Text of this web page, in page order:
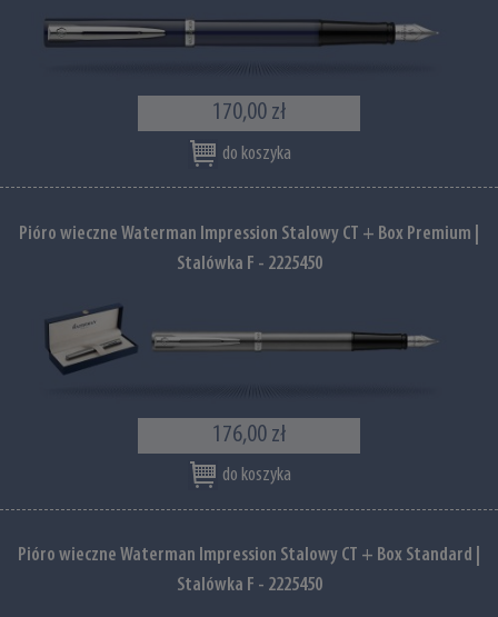
170,00 zł
do koszyka
Pióro wieczne Waterman Impression Stalowy CT + Box Premium |
Stalówka F - 2225450
176,00 zł
do koszyka
Pióro wieczne Waterman Impression Stalowy CT + Box Standard |
Stalówka F - 2225450